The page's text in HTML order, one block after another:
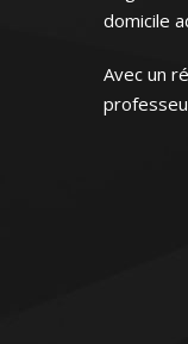
au sein des
domicile
Avec un